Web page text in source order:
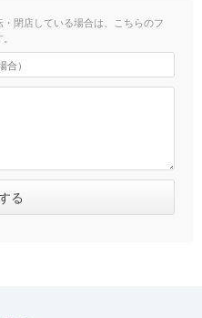
閉店している場合は、こちらのフ